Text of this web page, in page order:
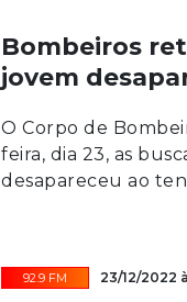
Bombeiros
jovem
O Corpo de
feira, dia 23, as
desapareceu ao
92.9 FM 23/12/2022